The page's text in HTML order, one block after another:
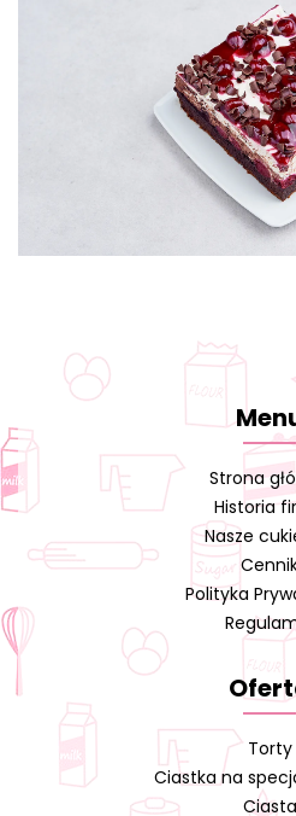
Strona
Historia
Nasze
Polityka
Torty
Ciastka na
Ciasta